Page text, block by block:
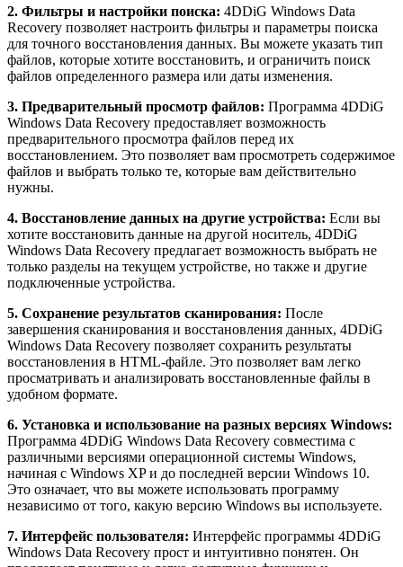
2. Фильтры и настройки поиска: 4DDiG Windows Data
Recovery позволяет настроить фильтры и параметры поиска
для точного восстановления данных. Вы можете указать тип
файлов, которые хотите восстановить, и ограничить поиск
файлов определенного размера или даты изменения.
3. Предварительный просмотр файлов: Программа 4DDiG
Windows Data Recovery предоставляет возможность
предварительного просмотра файлов перед их
восстановлением. Это позволяет вам просмотреть содержимое
файлов и выбрать только те, которые вам действительно
нужны.
4. Восстановление данных на другие устройства: Если вы
хотите восстановить данные на другой носитель, 4DDiG
Windows Data Recovery предлагает возможность выбрать не
только разделы на текущем устройстве, но также и другие
подключенные устройства.
5. Сохранение результатов сканирования: После
завершения сканирования и восстановления данных, 4DDiG
Windows Data Recovery позволяет сохранить результаты
восстановления в HTML-файле. Это позволяет вам легко
просматривать и анализировать восстановленные файлы в
удобном формате.
6. Установка и использование на разных версиях Windows:
Программа 4DDiG Windows Data Recovery совместима с
различными версиями операционной системы Windows,
начиная с Windows XP и до последней версии Windows 10.
Это означает, что вы можете использовать программу
независимо от того, какую версию Windows вы используете.
7. Интерфейс пользователя: Интерфейс программы 4DDiG
Windows Data Recovery прост и интуитивно понятен. Он